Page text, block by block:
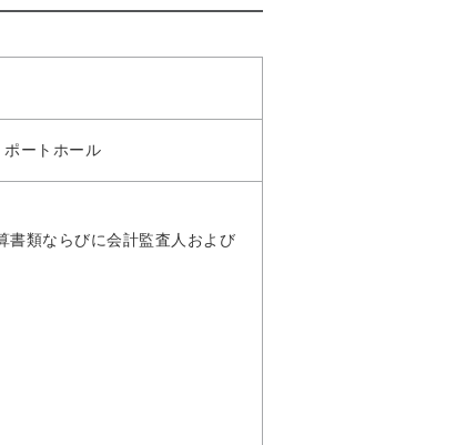
ートホール
書類ならびに会計監査人および